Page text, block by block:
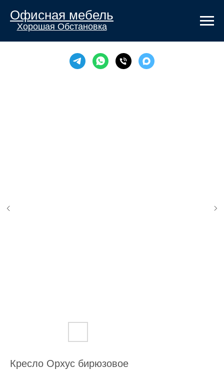
Офисная мебель
Хорошая Обстановка
Кресло Орхус бирюзовое